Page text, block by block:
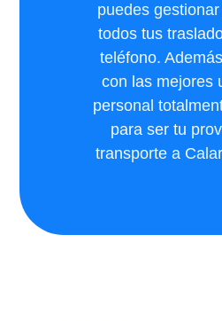
puedes
todos tus
teléfono.
con las mejores
personal
para ser tu
transporte a